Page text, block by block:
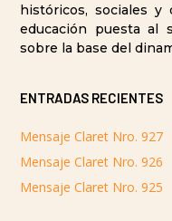
históricos, sociales y
educación puesta al
sobre la base del
ENTRADAS RECIENTES
Mensaje Claret Nro. 927
Mensaje Claret Nro. 926
Mensaje Claret Nro. 925